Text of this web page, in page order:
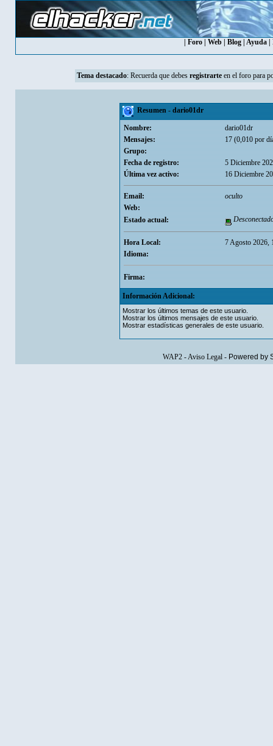
Foro Web Blog Ayuda
Tema destacado: Recuerda que debes registrarteen el foro para
Resumen - dario01dr
Nombre:
dario01dr
Mensajes:
17 (0,010 por
Grupo:
Fecha de registro:
5 Diciembre
Última vez activo:
16 Diciembre
Email:
oculto
Web:
Estado actual:
Hora Local:
7 Agosto 2026,
Idioma:
Firma:
Información Adicional:
Mostrar los últimos temas de este usuario.
Mostrar los últimos mensajes de este usuario.
Mostrar estadísticas generales de este usuario.
WAP2-Aviso Legal- Powered by